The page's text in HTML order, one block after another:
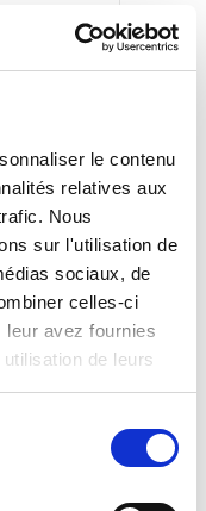
le contenu
relatives aux
Nous
sur l'utilisation de
sociaux, de
celles-ci
avez fournies
de leurs
ROBOTICS & E-
PROFILS